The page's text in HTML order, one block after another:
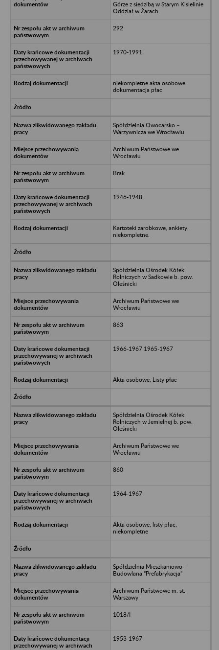
Górze z siedzibą w Starym Kisielinie
Oddział w Żarach
292
1970-1991
niekompletne akta osobowe
dokumentacja płac
Spółdzielnia Owocarsko –
Warzywnicza we Wrocławiu
Archiwum Państwowe we
Wrocławiu
Brak
1946-1948
Kartoteki zarobkowe, ankiety,
niekompletne.
Spółdzielnia Ośrodek Kółek
Rolniczych w Sadkowie b. pow.
Oleśnicki
Archiwum Państwowe we
Wrocławiu
863
1966-1967 1965-1967
Akta osobowe, Listy płac
Spółdzielnia Ośrodek Kółek
Rolniczych w Jemielnej b. pow.
Oleśnicki
Archiwum Państwowe we
Wrocławiu
860
1964-1967
Akta osobowe, listy płac,
niekompletne
Spółdzielnia Mieszkaniowo-
Budowlana “Prefabrykacja”
Archiwum Państwowe m. st.
Warszawy
1018/I
1953-1967